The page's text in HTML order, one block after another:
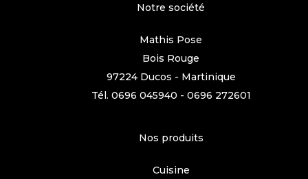
Notre société
Mathis Pose
Bois Rouge
97224 Ducos - Martinique
Tél. 0696 045940 - 0696 272601
Nos produits
Cuisine